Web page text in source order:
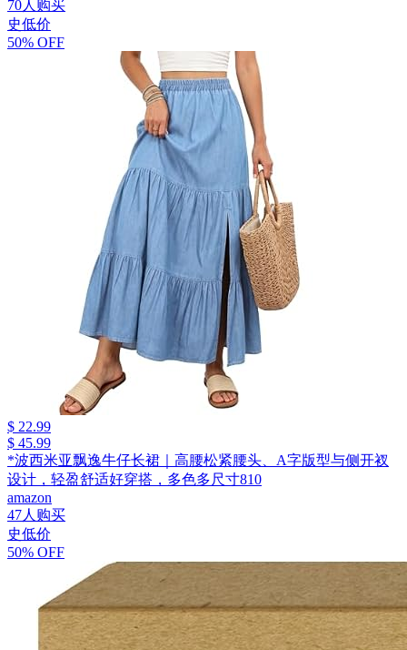
70人购买
史低价
50% OFF
$ 22.99
$ 45.99
*波西米亚飘逸牛仔长裙｜高腰松紧腰头、A字版型与侧开衩
设计，轻盈舒适好穿搭，多色多尺寸810
amazon
47人购买
史低价
50% OFF